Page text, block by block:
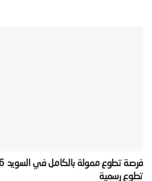
تطوع رسمية‬